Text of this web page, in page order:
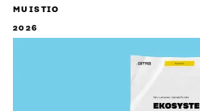
MUISTIO
2026